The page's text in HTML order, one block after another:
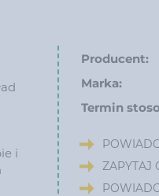
i
Producent:
Marka:
Termin
ZAPYTAJ